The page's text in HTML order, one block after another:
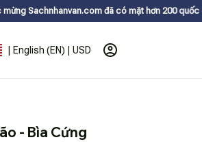
đã có mặt hơn 200 quốc gia như Mỹ,
| English (EN) | USD
- Bìa Cứng